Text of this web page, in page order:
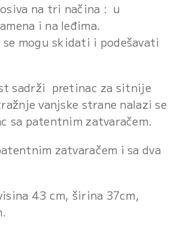
na tri načina : u
i na leđima.
se mogu skidati i podešavati
sadrži pretinac za sitnije
vanjske strane nalazi se
sa patentnim zatvaračem.
zatvaračem i sa dva
43 cm, širina 37cm,